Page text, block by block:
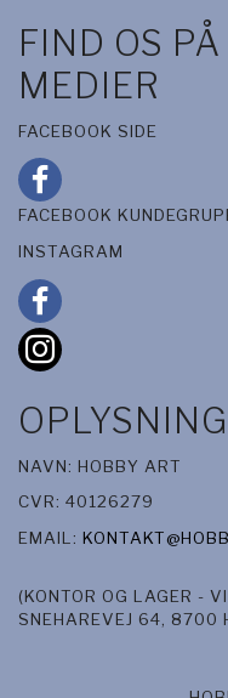
FIND OS
MEDIER
FACEBOOK SIDE
FACEBOOK
INSTAGRAM
NAVN: HOBBY ART
CVR: 40126279
EMAIL:
(KONTOR OG LAGER -
SNEHAREVEJ 64, 8700